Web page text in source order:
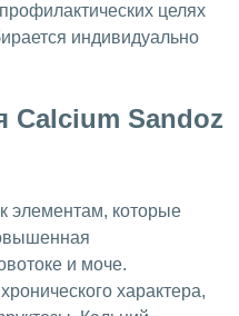
целях
индивидуально
Calcium Sandoz
элементам, которые
и моче.
характера,